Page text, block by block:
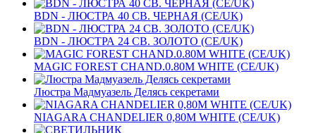
BDN - ЛЮСТРА 40 СВ. ЧЕРНАЯ (CE/UK)
BDN - ЛЮСТРА 24 СВ. ЗОЛОТО (CE/UK)
MAGIC FOREST CHAND.0.80M WHITE (CE/UK)
Люстра Мадмуазель Делясь секретами
NIAGARA CHANDELIER 0,80M WHITE (CE/UK)